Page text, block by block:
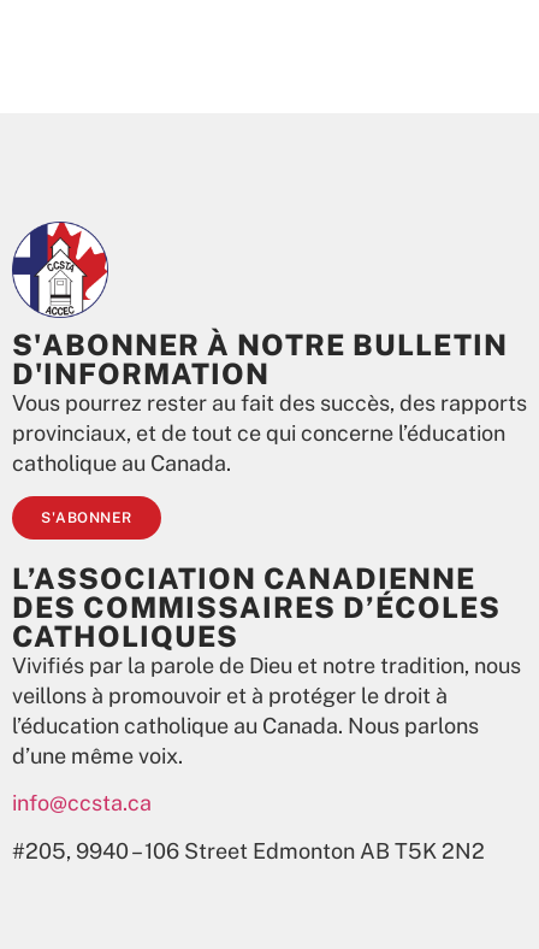
S'ABONNER À NOTRE BULLETIN
D'INFORMATION
Vous pourrez rester au fait des succès, des rapports
provinciaux, et de tout ce qui concerne l’éducation
catholique au Canada.
S'ABONNER
L’ASSOCIATION CANADIENNE
DES COMMISSAIRES D’ÉCOLES
CATHOLIQUES
Vivifiés par la parole de Dieu et notre tradition, nous
veillons à promouvoir et à protéger le droit à
l’éducation catholique au Canada. Nous parlons
d’une même voix.
info@ccsta.ca
#205, 9940 – 106 Street Edmonton AB T5K 2N2